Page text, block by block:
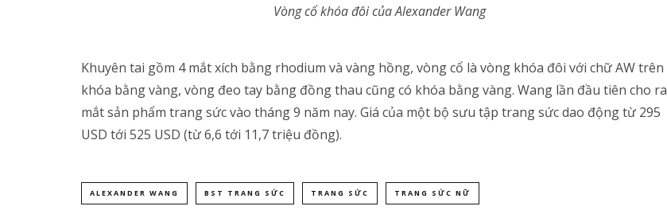
Vòng cổ khóa đôi của Alexander Wang
Khuyên tai gồm 4 mắt xích bằng rhodium và vàng hồng, vòng cổ là vòng khóa đôi với chữ AW trên
khóa bằng vàng, vòng đeo tay bằng đồng thau cũng có khóa bằng vàng. Wang lần đầu tiên cho ra
mắt sản phẩm trang sức vào tháng 9 năm nay. Giá của một bộ sưu tập trang sức dao động từ 295
USD tới 525 USD (từ 6,6 tới 11,7 triệu đồng).
ALEXANDER WANG BST TRANG SỨC TRANG SỨC TRANG SỨC NỮ